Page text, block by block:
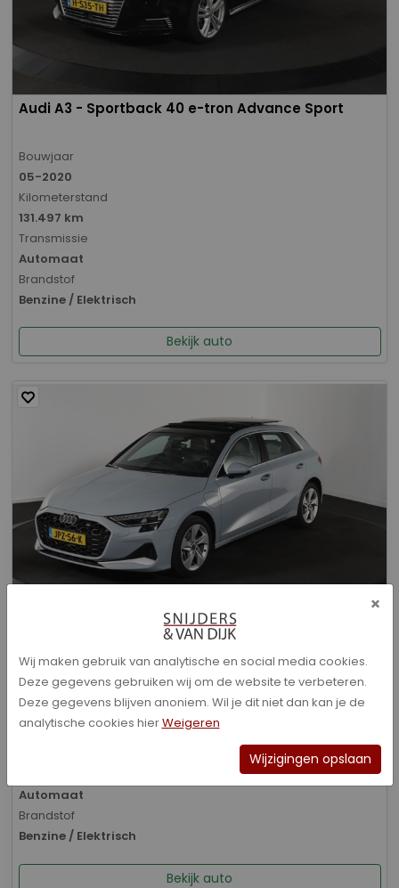
Audi A3 - Sportback 40 e-tron Advance Sport
Bouwjaar
05-2020
Kilometerstand
131.497 km
Transmissie
Automaat
Brandstof
Benzine / Elektrisch
Bekijk auto
Audi A3 - Sportback 40 TFSI e Advanced edition
Bouwjaar
01-2026
Kilometerstand
Automaat
Brandstof
Benzine / Elektrisch
Bekijk auto
×
Wij maken gebruik van analytische en social media cookies.
Deze gegevens gebruiken wij om de website te verbeteren.
Deze gegevens blijven anoniem. Wil je dit niet dan kan je de
analytische cookies hierWeigeren
Wijzigingen opslaan